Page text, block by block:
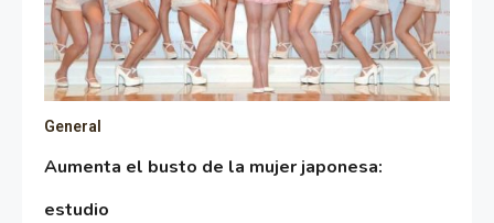
General
Aumenta el busto de la mujer japonesa:
estudio